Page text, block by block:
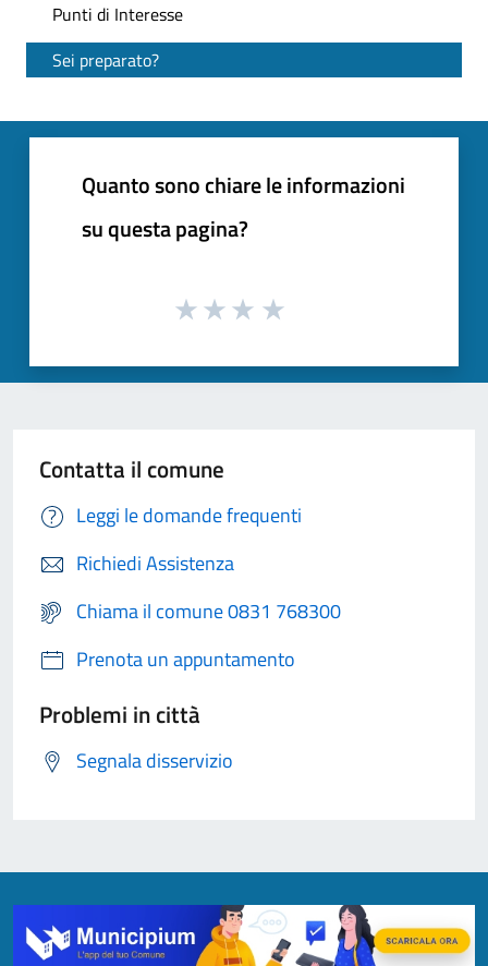
Punti di Interesse
Sei preparato?
Quanto sono chiare le informazioni
su questa pagina?
Contatta il comune
Leggi le domande frequenti
Richiedi Assistenza
Chiama il comune 0831 768300
Prenota un appuntamento
Problemi in città
Segnala disservizio